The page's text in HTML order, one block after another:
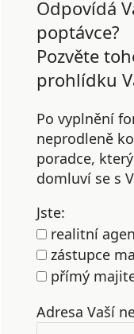
Odpovídá
poptávce?
Pozvěte
prohlídku
Po vyplnění
neprodleně
poradce,
domluví se s
Jste:
realitní
zástupce
přímý
Adresa Vaší